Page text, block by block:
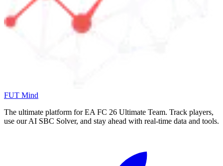
FUT Mind
The ultimate platform for EA FC 26 Ultimate Team. Track players,
use our AI SBC Solver, and stay ahead with real-time data and tools.